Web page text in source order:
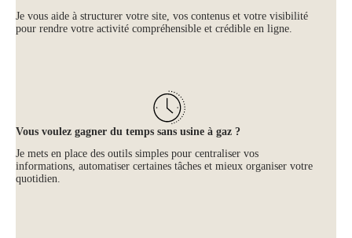
Je vous aide à structurer votre site, vos contenus et votre visibilité
pour rendre votre activité compréhensible et crédible en ligne.
Vous voulez gagner du temps sans usine à gaz ?
Je mets en place des outils simples pour centraliser vos
informations, automatiser certaines tâches et mieux organiser votre
quotidien.